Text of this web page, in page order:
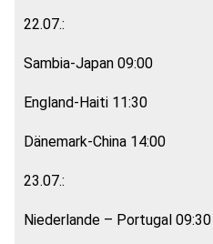
22.07.:
Sambia-Japan 09:00
England-Haiti 11:30
Dänemark-China 14:00
23.07.:
Niederlande – Portugal 09:30